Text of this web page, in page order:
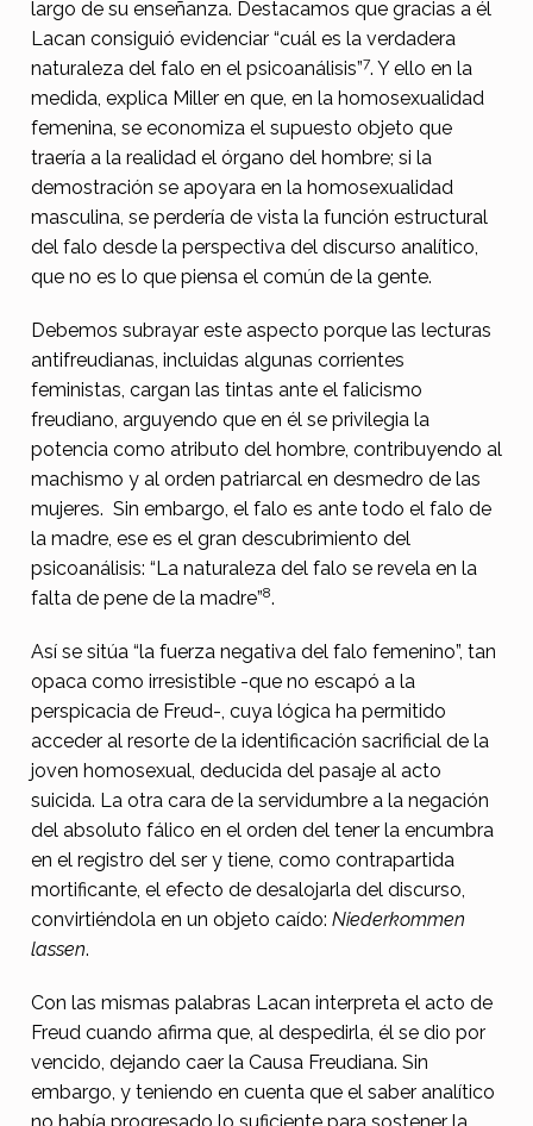
largo de su enseñanza. Destacamos que gracias a él
Lacan consiguió evidenciar “cuál es la verdadera
naturaleza del falo en el psicoanálisis”7. Y ello en la
medida, explica Miller en que, en la homosexualidad
femenina, se economiza el supuesto objeto que
traería a la realidad el órgano del hombre; si la
demostración se apoyara en la homosexualidad
masculina, se perdería de vista la función estructural
del falo desde la perspectiva del discurso analítico,
que no es lo que piensa el común de la gente.
Debemos subrayar este aspecto porque las lecturas
antifreudianas, incluidas algunas corrientes
feministas, cargan las tintas ante el falicismo
freudiano, arguyendo que en él se privilegia la
potencia como atributo del hombre, contribuyendo al
machismo y al orden patriarcal en desmedro de las
mujeres. Sin embargo, el falo es ante todo el falo de
la madre, ese es el gran descubrimiento del
psicoanálisis: “La naturaleza del falo se revela en la
falta de pene de la madre”8.
Así se sitúa “la fuerza negativa del falo femenino”, tan
opaca como irresistible -que no escapó a la
perspicacia de Freud-, cuya lógica ha permitido
acceder al resorte de la identificación sacrificial de la
joven homosexual, deducida del pasaje al acto
suicida. La otra cara de la servidumbre a la negación
del absoluto fálico en el orden del tener la encumbra
en el registro del ser y tiene, como contrapartida
mortificante, el efecto de desalojarla del discurso,
convirtiéndola en un objeto caído: Niederkommen
lassen.
Con las mismas palabras Lacan interpreta el acto de
Freud cuando afirma que, al despedirla, él se dio por
vencido, dejando caer la Causa Freudiana. Sin
embargo, y teniendo en cuenta que el saber analítico